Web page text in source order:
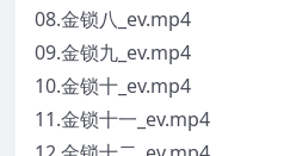
08.金锁八_ev.mp4
09.金锁九_ev.mp4
10.金锁十_ev.mp4
11.金锁十一_ev.mp4